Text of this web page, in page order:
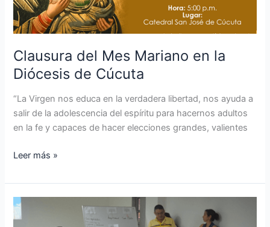
Clausura del Mes Mariano en la
Diócesis de Cúcuta
“La Virgen nos educa en la verdadera libertad, nos ayuda a
salir de la adolescencia del espíritu para hacernos adultos
en la fe y capaces de hacer elecciones grandes, valientes
de
Cúcuta
Leer más »
Encuentro
de